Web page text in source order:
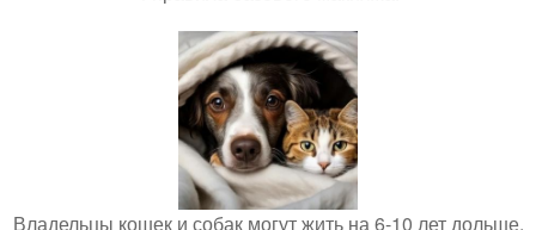
Владельцы кошек и собак могут жить на 6-10 лет дольше.